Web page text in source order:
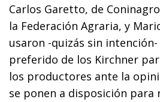
Carlos Garetto, de
la Federación Agraria, y
usaron -quizás sin
preferido de los Kirchner
los productores ante la
se ponen a disposición para